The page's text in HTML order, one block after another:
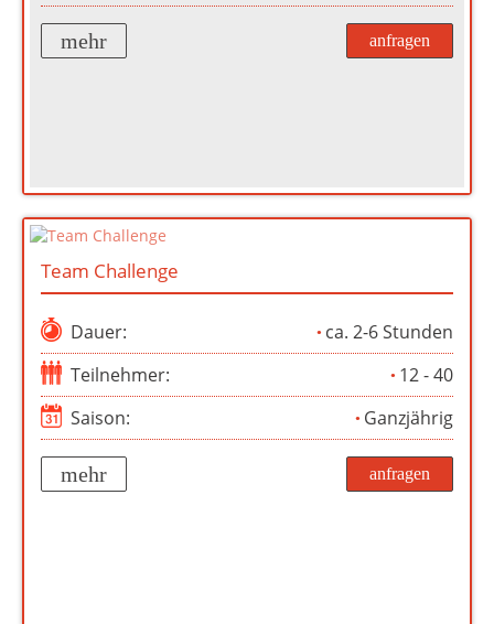
mehr anfragen
Team Challenge
Dauer:
ca. 2-6 Stunden
Teilnehmer:
12 - 40
Saison:
Ganzjährig
mehr anfragen